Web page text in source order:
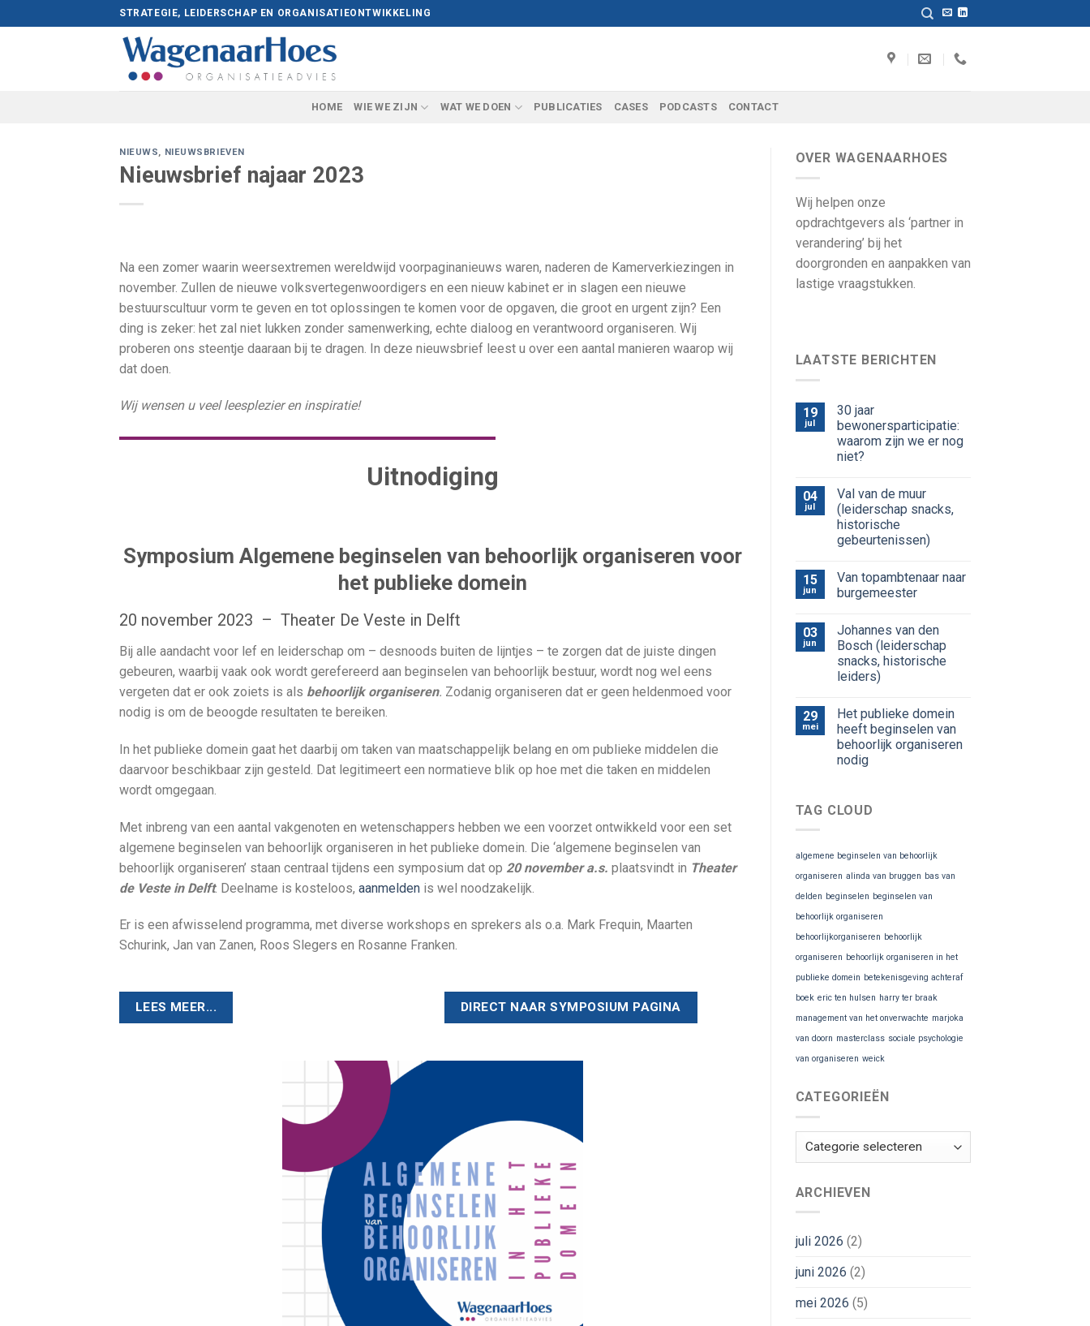
to
STRATEGIE, LEIDERSCHAP EN ORGANISATIEONTWIKKELING
HOME WIE WE ZIJN WAT WE DOEN PUBLICATIES CASES PODCASTS CONTACT
NIEUWS, NIEUWSBRIEVEN
Nieuwsbrief najaar 2023
Na een zomer waarin weersextremen wereldwijd voorpaginanieuws waren, naderen de Kamerverkiezingen in
november. Zullen de nieuwe volksvertegenwoordigers en een nieuw kabinet er in slagen een nieuwe
bestuurscultuur vorm te geven en tot oplossingen te komen voor de opgaven, die groot en urgent zijn? Een
ding is zeker: het zal niet lukken zonder samenwerking, echte dialoog en verantwoord organiseren. Wij
proberen ons steentje daaraan bij te dragen. In deze nieuwsbrief leest u over een aantal manieren waarop wij
dat doen.
Wij wensen u veel leesplezier en inspiratie!
Uitnodiging
Symposium Algemene beginselen van behoorlijk organiseren voor
het publieke domein
20 november 2023 – Theater De Veste in Delft
Bij alle aandacht voor lef en leiderschap om – desnoods buiten de lijntjes – te zorgen dat de juiste dingen
gebeuren, waarbij vaak ook wordt gerefereerd aan beginselen van behoorlijk bestuur, wordt nog wel eens
vergeten dat er ook zoiets is als behoorlijk organiseren. Zodanig organiseren dat er geen heldenmoed voor
nodig is om de beoogde resultaten te bereiken.
In het publieke domein gaat het daarbij om taken van maatschappelijk belang en om publieke middelen die
daarvoor beschikbaar zijn gesteld. Dat legitimeert een normatieve blik op hoe met die taken en middelen
wordt omgegaan.
Met inbreng van een aantal vakgenoten en wetenschappers hebben we een voorzet ontwikkeld voor een set
algemene beginselen van behoorlijk organiseren in het publieke domein. Die ‘algemene beginselen van
behoorlijk organiseren’ staan centraal tijdens een symposium dat op 20 november a.s. plaatsvindt in Theater
de Veste in Delft. Deelname is kosteloos, aanmelden is wel noodzakelijk.
Er is een afwisselend programma, met diverse workshops en sprekers als o.a. Mark Frequin, Maarten
Schurink, Jan van Zanen, Roos Slegers en Rosanne Franken.
LEES MEER... DIRECT NAAR SYMPOSIUM PAGINA
OVER WAGENAARHOES
Wij helpen onze
opdrachtgevers als ‘partner in
verandering’ bij het
doorgronden en aanpakken van
lastige vraagstukken.
LAATSTE BERICHTEN
19
jul
30 jaar
bewonersparticipatie:
waarom zijn we er nog
niet?
04
jul
Val van de muur
(leiderschap snacks,
historische
gebeurtenissen)
15
jun
Van topambtenaar naar
burgemeester
03
jun
Johannes van den
Bosch (leiderschap
snacks, historische
leiders)
29
mei
Het publieke domein
heeft beginselen van
behoorlijk organiseren
nodig
TAG CLOUD
algemene beginselen van behoorlijk
organiseren alinda van bruggen bas van
delden beginselen beginselen van
behoorlijk organiseren
behoorlijkorganiseren behoorlijk
organiseren behoorlijk organiseren in het
publieke domein betekenisgeving achteraf
boek eric ten hulsen harry ter braak
management van het onverwachte marjoka
van doorn masterclass sociale psychologie
van organiseren weick
CATEGORIEËN
Categorieën
ARCHIEVEN
juli 2026 (2)
juni 2026 (2)
mei 2026 (5)